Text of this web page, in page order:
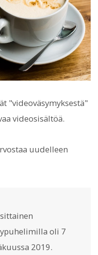
"videoväsymyksestä"
videosisältöä.
uudelleen
oli 7
2019.